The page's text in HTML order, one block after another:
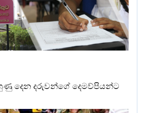
දෙන දරුවන්ගේ දෙමව්පියන්ට